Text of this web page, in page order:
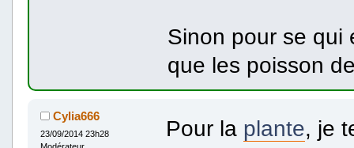
Sinon pour se qui
que les poisson
Cylia666
23/09/2014 23h28
Pour la plante, je